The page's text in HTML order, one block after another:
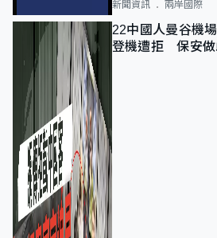
新聞資訊 兩岸國際
22中國人曼谷機
登機遭拒 保安做